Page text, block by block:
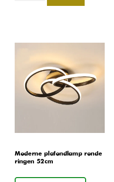
Moderne plafondlamp ronde
ringen 52cm